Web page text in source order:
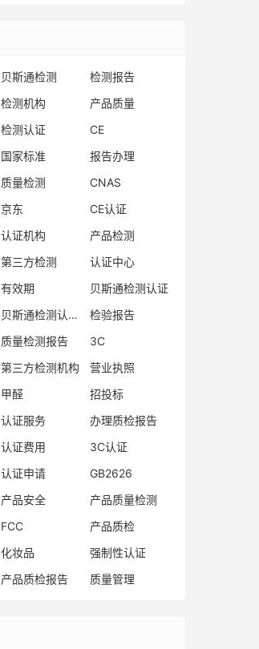
贝斯通检测
检测报告
检测机构
产品质量
检测认证
CE
国家标准
报告办理
质量检测
CNAS
京东
CE认证
认证机构
产品检测
第三方检测
认证中心
有效期
贝斯通检测认证
贝斯通检测认证中心
检验报告
质量检测报告
3C
第三方检测机构
营业执照
甲醛
招投标
认证服务
办理质检报告
认证费用
3C认证
认证申请
GB2626
产品安全
产品质量检测
FCC
产品质检
化妆品
强制性认证
产品质检报告 质量管理